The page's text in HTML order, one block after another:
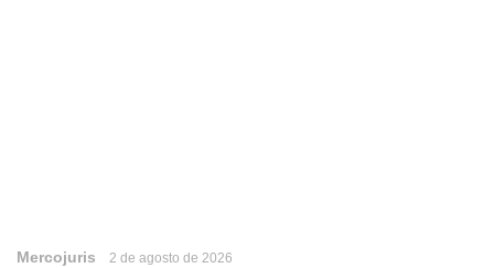
Mercojuris 2 de agosto de 2026